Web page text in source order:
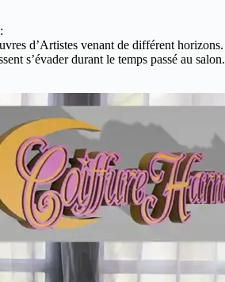
d’Artistes venant de différent horizons.
s’évader durant le temps passé au salon.